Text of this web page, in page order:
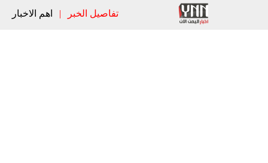
تفاصيل الخبر | اهم الاخبار